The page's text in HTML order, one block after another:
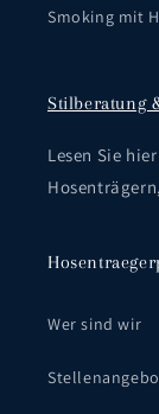
Smoking mit
Stilberatung
Lesen Sie
Wer sind wir